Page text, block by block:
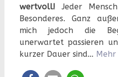
wertvoll!Jeder
Besonderes. Ganz
mich jedoch die
unerwartet passieren
kurzer Dauer sind… Mehr